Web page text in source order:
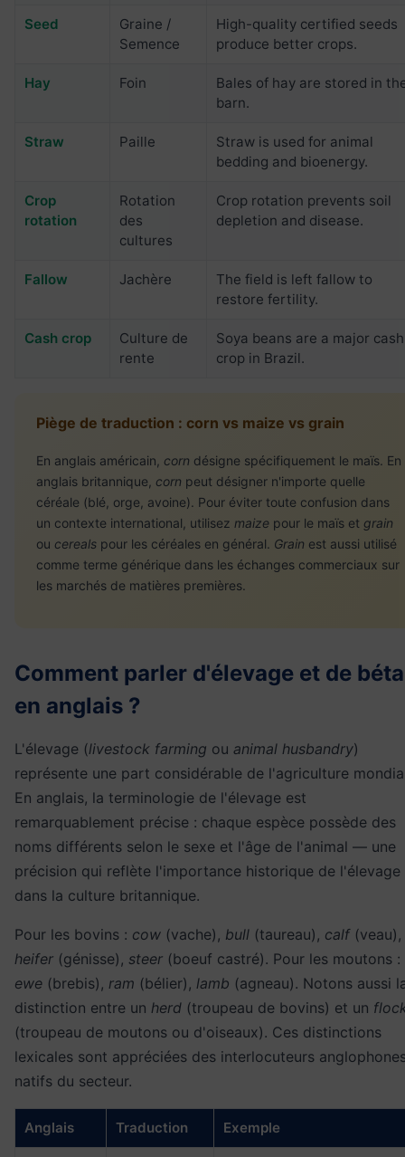
Seed
Graine /
Semence
High-quality certified seeds
produce better crops.
Hay Foin
Bales of hay are stored in
barn.
Straw Paille
Straw is used for animal
bedding and bioenergy.
Crop
rotation
Rotation
des
cultures
Crop rotation prevents soil
depletion and disease.
Fallow Jachère
The field is left fallow to
restore fertility.
Cash crop
Culture de
rente
Soya beans are a major cash
crop in Brazil.
Piège de traduction : corn vs maize vs grain
En anglais américain, corn désigne spécifiquement le maïs. En
anglais britannique, corn peut désigner n'importe quelle
céréale (blé, orge, avoine). Pour éviter toute confusion dans
un contexte international, utilisez maize pour le maïs et grain
ou cereals pour les céréales en général. Grain est aussi utilisé
comme terme générique dans les échanges commerciaux sur
les marchés de matières premières.
Comment parler d'élevage et de
en anglais ?
L'élevage (livestock farming ou animal husbandry)
représente une part considérable de l'agriculture
En anglais, la terminologie de l'élevage est
remarquablement précise : chaque espèce possède des
noms différents selon le sexe et l'âge de l'animal — une
précision qui reflète l'importance historique de l'élevage
dans la culture britannique.
Pour les bovins : cow (vache), bull (taureau), calf(veau),
heifer (génisse), steer (boeuf castré). Pour les moutons :
ewe (brebis), ram (bélier), lamb (agneau). Notons aussi
distinction entre un herd (troupeau de bovins) et un
(troupeau de moutons ou d'oiseaux). Ces distinctions
lexicales sont appréciées des interlocuteurs
natifs du secteur.
Anglais Traduction Exemple